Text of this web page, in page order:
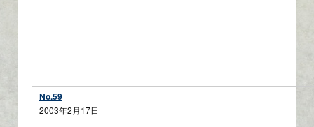
No.59
2003年2月17日